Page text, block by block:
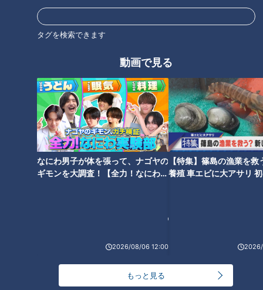
タグを検索できます
動画で見る
なにわ男子が体を張って、ナゴヤの
ギモンを大調査！【全力！なにわ実
2026/08/06 12:00
【特集】篠島の漁業を救
養殖 車エビに大アサリ
もっと見る
週間
友廣アナの自転車旅｜愛知・蒲郡市へ！三河湾ぐる